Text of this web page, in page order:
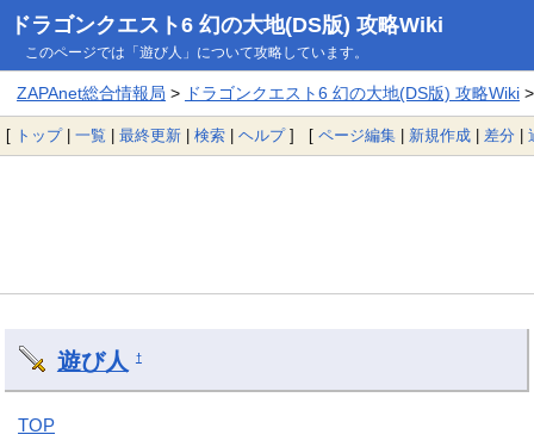
ドラゴンクエスト6 幻の大地(DS版) 攻略Wiki
このページでは「遊び人」について攻略しています。
ZAPAnet総合情報局 > ドラゴンクエスト6 幻の大地(DS版) 攻略Wiki>
[ トップ| 一覧 | 最終更新 | 検索 | ヘルプ] [ ページ編集 | 新規作成 | 差分 |
遊び人 †
TOP